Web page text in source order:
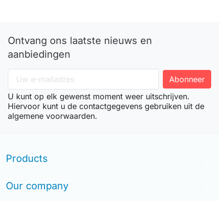
Ontvang ons laatste nieuws en
aanbiedingen
U kunt op elk gewenst moment weer uitschrijven.
Hiervoor kunt u de contactgegevens gebruiken uit de
algemene voorwaarden.
Products
Our company